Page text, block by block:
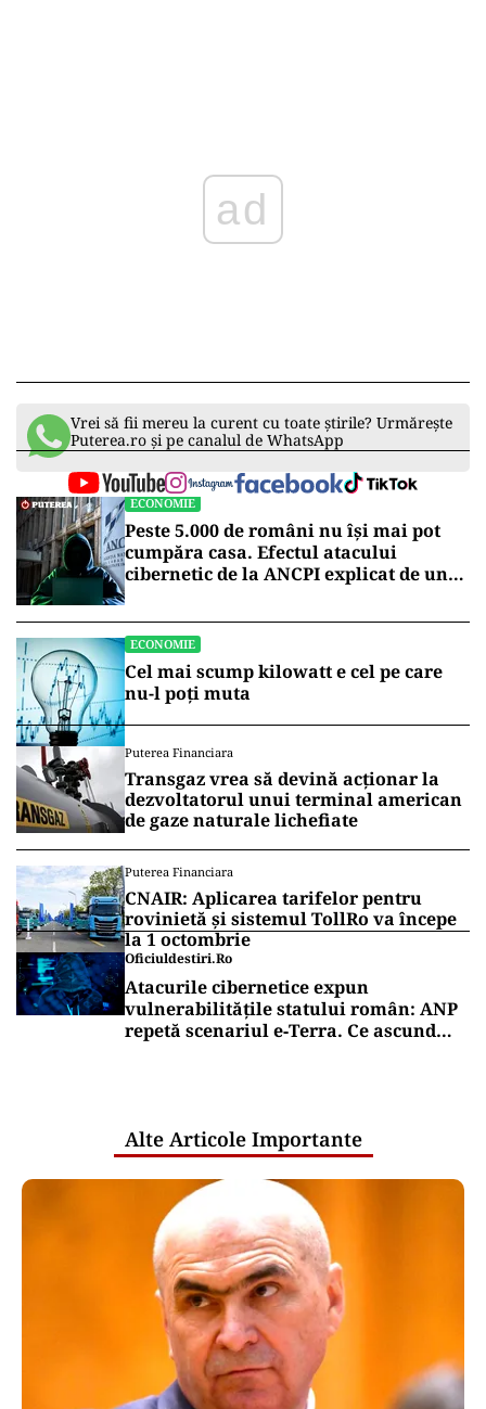
ad
Vrei să fii mereu la curent cu toate știrile? Urmărește
Puterea.ro și pe canalul de WhatsApp
ECONOMIE
Peste 5.000 de români nu își mai pot
cumpăra casa. Efectul atacului
cibernetic de la ANCPI explicat de un
ECONOMIE
Cel mai scump kilowatt e cel pe care
nu-l poți muta
Puterea Financiara
Transgaz vrea să devină acționar la
dezvoltatorul unui terminal american
de gaze naturale lichefiate
Puterea Financiara
CNAIR: Aplicarea tarifelor pentru
rovinietă și sistemul TollRo va începe
la 1 octombrie
Oficiuldestiri.ro
Atacurile cibernetice expun
vulnerabilitățile statului român: ANP
repetă scenariul e‑Terra. Ce ascund
Alte Articole Importante